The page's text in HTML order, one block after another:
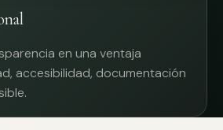
en una ventaja
accesibilidad, documentación